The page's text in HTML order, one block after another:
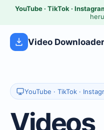
YouTube · TikTok ·
Video Downloader
YouTube · TikTok ·
Videos